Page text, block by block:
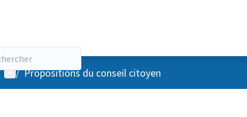
Menu utilisateur
/ Propositions du conseil citoyen